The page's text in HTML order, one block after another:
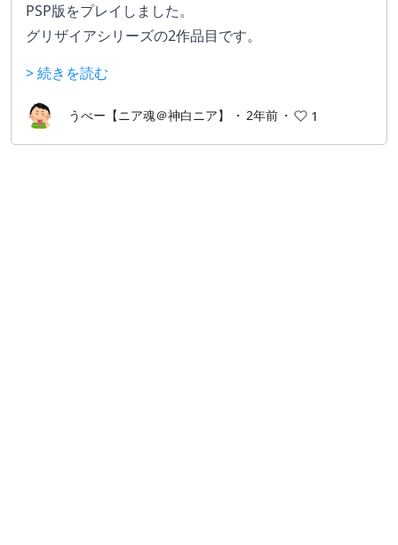
PSP版をプレイしました。
グリザイアシリーズの2作品目です。
レイしてから本作をプレイすることをオススメしま
す。
グリザイアの果実の5人のヒロイン榊由美子、周防天
> 続きを読む
うべー【ニア魂＠神白ニア】 ・ 2年前 ・ 1